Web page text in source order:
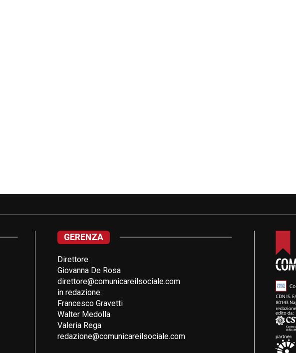
GERENZA
Direttore:
Giovanna De Rosa
direttore@comunicareilsociale.com
in redazione:
Francesco Gravetti
Walter Medolla
Valeria Rega
redazione@comunicareilsociale.com